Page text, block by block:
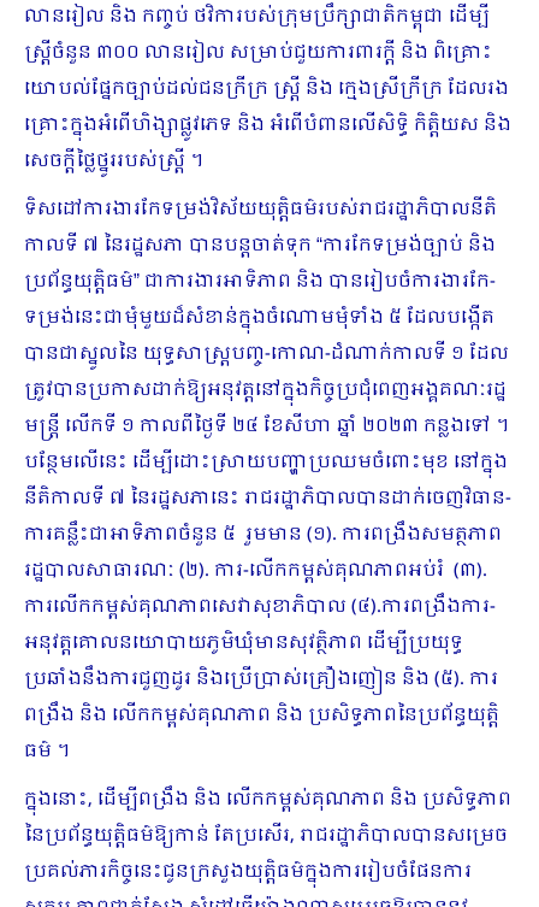
លានរៀល និង កញ្ចប់ ថវិការបស់ក្រុមប្រឹក្សាជាតិកម្ពុជា ដើម្បី
ស្ត្រីចំនួន ៣០០ លានរៀល សម្រាប់ជួយការពារក្តី និង ពិគ្រោះ
យោបល់ផ្នែកច្បាប់ដល់ជនក្រីក្រ ស្ត្រី និង ក្មេងស្រីក្រីក្រ ដែលរង
គ្រោះក្នុងអំពើហិង្សាផ្លូវភេទ និង អំពើបំពានលើសិទ្ធិ កិត្តិយស និង
សេចក្តីថ្លៃថ្នូររបស់ស្ត្រី ។
ទិសដៅការងារកែទម្រង់វិស័យយុត្តិធម៌របស់រាជរដ្ឋាភិបាលនីតិ
កាលទី ៧ នៃរដ្ឋសភា បានបន្តចាត់ទុក “ការកែទម្រង់ច្បាប់ និង
ប្រព័ន្ធយុត្តិធម៌” ជាការងារអាទិភាព និង បានរៀបចំការងារកែ-
ទម្រង់នេះជាមុំមួយដ៏សំខាន់ក្នុងចំណោមមុំទាំង ៥ ដែលបង្កើត
បានជាស្នូលនៃ យុទ្ធសាស្ត្របញ្ច-កោណ-ដំណាក់កាលទី ១ ដែល
ត្រូវបានប្រកាសដាក់ឱ្យអនុវត្តនៅក្នុងកិច្ចប្រជុំពេញអង្គគណៈរដ្ឋ
មន្ត្រី លើកទី ១ កាលពីថ្ងៃទី ២៤ ខែសីហា ឆ្នាំ ២០២៣ កន្លងទៅ ។
បន្ថែមលើនេះ ដើម្បីដោះស្រាយបញ្ហាប្រឈមចំពោះមុខ នៅក្នុង
នីតិកាលទី ៧ នៃរដ្ឋសភានេះ រាជរដ្ឋាភិបាលបានដាក់ចេញវិធាន-
ការគន្លឹះជាអាទិភាពចំនួន ៥ រួមមាន (១). ការពង្រឹងសមត្ថភាព
រដ្ឋបាលសាធារណៈ (២). ការ-លើកកម្ពស់គុណភាពអប់រំ (៣).
ការលើកកម្ពស់គុណភាពសេវាសុខាភិបាល (៤).ការពង្រឹងការ-
អនុវត្តគោលនយោបាយភូមិឃុំមានសុវត្ថិភាព ដើម្បីប្រយុទ្ធ
ប្រឆាំងនឹងការជួញដូរ និងប្រើប្រាស់គ្រឿងញៀន និង (៥). ការ
ពង្រឹង និង លើកកម្ពស់គុណភាព និង ប្រសិទ្ធភាពនៃប្រព័ន្ធយុត្តិ
ធម៌ ។
ក្នុងនោះ, ដើម្បីពង្រឹង និង លើកកម្ពស់គុណភាព និង ប្រសិទ្ធភាព
នៃប្រព័ន្ធយុត្តិធម៌ឱ្យកាន់ តែប្រសើរ, រាជរដ្ឋាភិបាលបានសម្រេច
ប្រគល់ភារកិច្ចនេះជូនក្រសួងយុត្តិធម៌ក្នុងការរៀបចំផែនការ